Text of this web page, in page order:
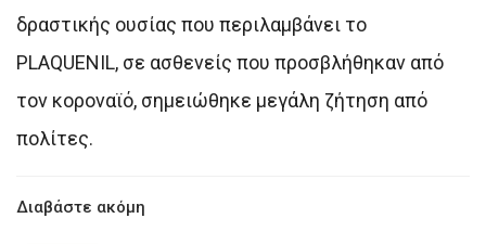
δραστικής ουσίας που περιλαμβάνει το
PLAQUENIL, σε ασθενείς που προσβλήθηκαν από
τον κοροναϊό, σημειώθηκε μεγάλη ζήτηση από
πολίτες.
Διαβάστε ακόμη